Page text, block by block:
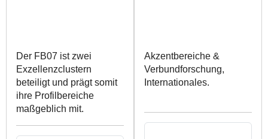
Der FB07 ist zwei
Exzellenzclustern
beteiligt und prägt somit
ihre Profilbereiche
maßgeblich mit.
Akzentbereiche &
Verbundforschung,
Internationales.